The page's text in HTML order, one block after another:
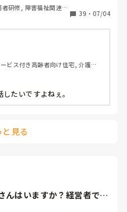
者研修, 障害福祉関連,
39 ・ 07/04
ビス付き高齢者向け住宅, 介護事
たいですよねぇ。
見る
んはいますか？経営者では